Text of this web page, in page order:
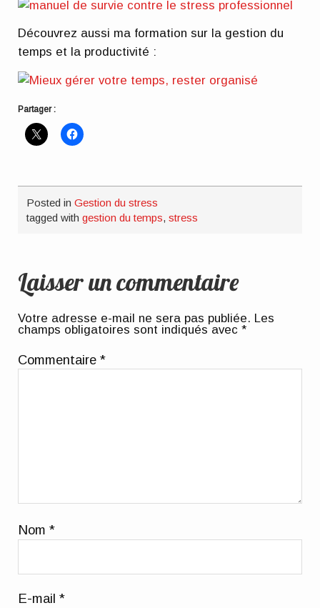
Découvrez aussi ma formation sur la gestion du
temps et la productivité :
Partager :
Posted inGestion du stress
tagged withgestion du temps,stress
Laisser un commentaire
Votre adresse e-mail ne sera pas publiée. Les
champs obligatoires sont indiqués avec*
Commentaire*
Nom*
E-mail*